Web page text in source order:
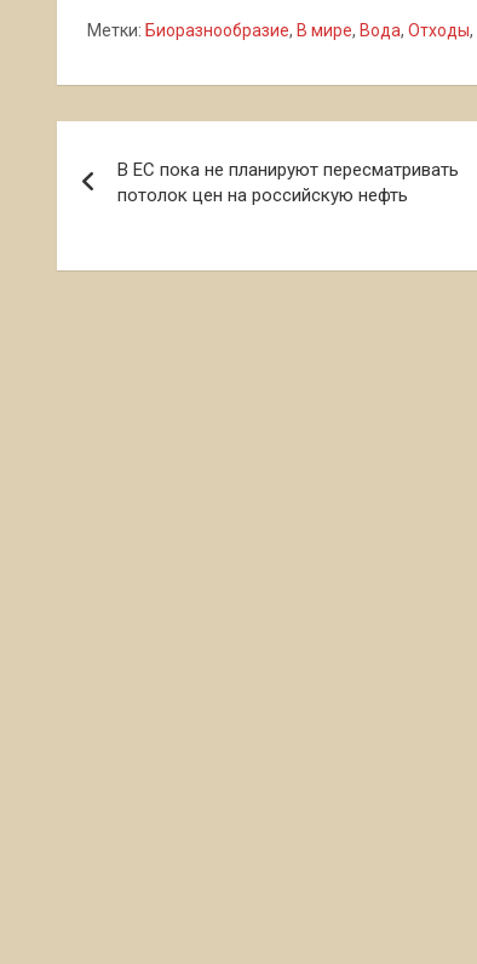
Метки: Биоразнообразие, В мире, Вода, Отходы,
по
В ЕС пока не планируют пересматривать
потолок цен на российскую нефть